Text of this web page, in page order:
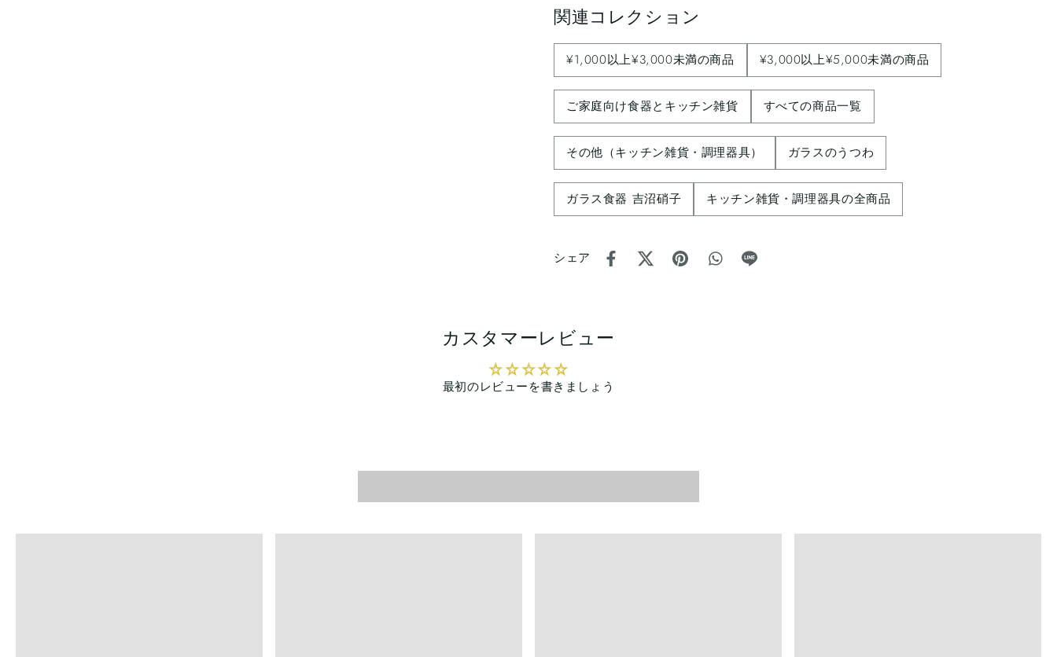
関連コレクション
¥1,000以上¥3,000未満の商品 ¥3,000以上¥5,000未満の商品
ご家庭向け食器とキッチン雑貨 すべての商品一覧
その他（キッチン雑貨・調理器具） ガラスのうつわ
ガラス食器 吉沼硝子 キッチン雑貨・調理器具の全商品
シェア
カスタマーレビュー
最初のレビューを書きましょう